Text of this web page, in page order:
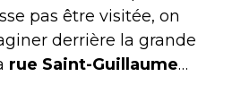
pas être visitée, on
derrière la grande
rue Saint-Guillaume…